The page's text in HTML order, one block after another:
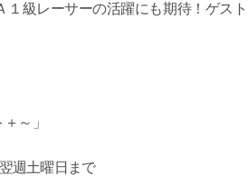
級レーサーの活躍にも期待！ゲスト
～」
土曜日まで